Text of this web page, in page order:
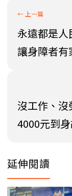
永遠都是人
讓身障者有
沒工作、
4000元到
延伸閱讀